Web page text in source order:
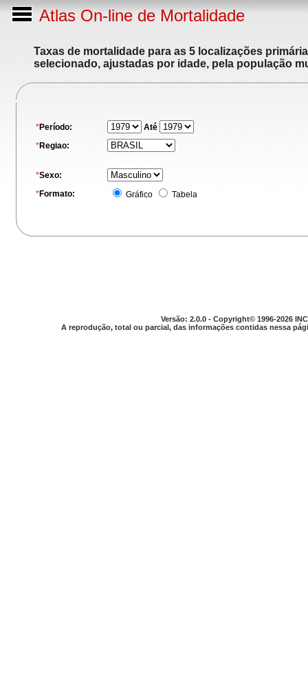
Atlas On-line de Mortalidade
Taxas de mortalidade para as 5 localizações
selecionado, ajustadas por idade, pela população
*Período:
Até
*Regiao:
*Sexo:
*Formato: Gráfico Tabela
Versão: 2.0.0 - Copyright© 1996-2026
A reprodução, total ou parcial, das informações contidas nessa